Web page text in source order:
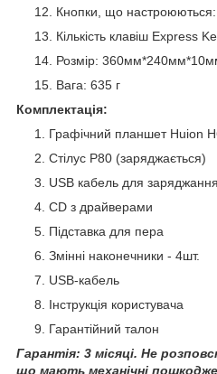
Кнопки, що
Кількість клавіш Express
Розмір:
Вага: 635 г
Комплектація:
Графічний планшет Huion
Стілус P80 (заряджається)
USB кабель для
CD з драйверами
Підставка для пера
Змінні наконечники - 4шт.
USB-кабель
Інструкція користувача
Гарантійний талон
Гарантія: 3 місяці. Не
що мають механічні